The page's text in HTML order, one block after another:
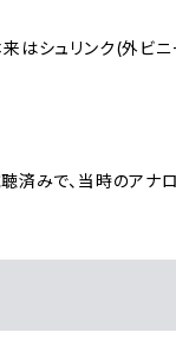
はシュリンク(外ビ
済みで、当時のア